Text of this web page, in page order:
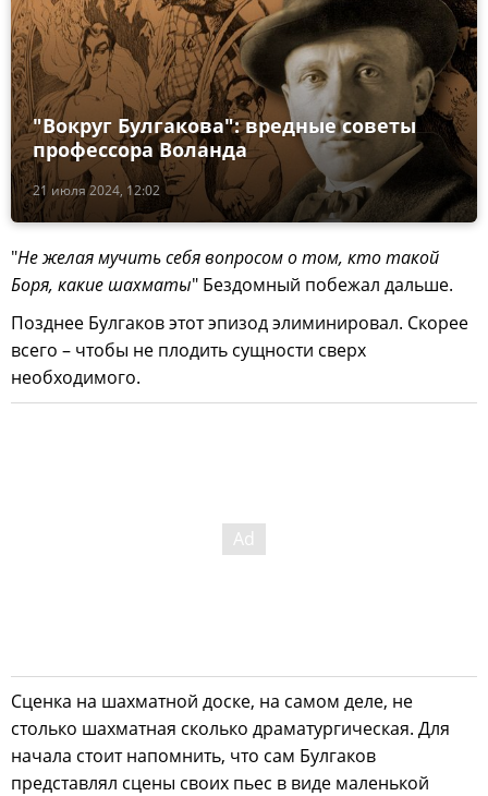
21 июля 2024, 12:02
"Вокруг Булгакова": вредные советы
профессора Воланда
"Не желая мучить себя вопросом о том, кто такой
Боря, какие шахматы" Бездомный побежал дальше.
Позднее Булгаков этот эпизод элиминировал. Скорее
всего – чтобы не плодить сущности сверх
необходимого.
Сценка на шахматной доске, на самом деле, не
столько шахматная сколько драматургическая. Для
начала стоит напомнить, что сам Булгаков
представлял сцены своих пьес в виде маленькой